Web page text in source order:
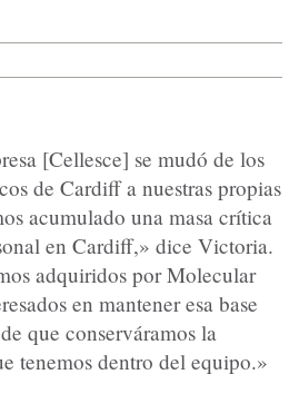
[Cellesce] se mudó de los
de Cardiff a nuestras propias
acumulado una masa crítica
en Cardiff,» dice Victoria.
adquiridos por Molecular
en mantener esa base
que conserváramos la
tenemos dentro del equipo.»